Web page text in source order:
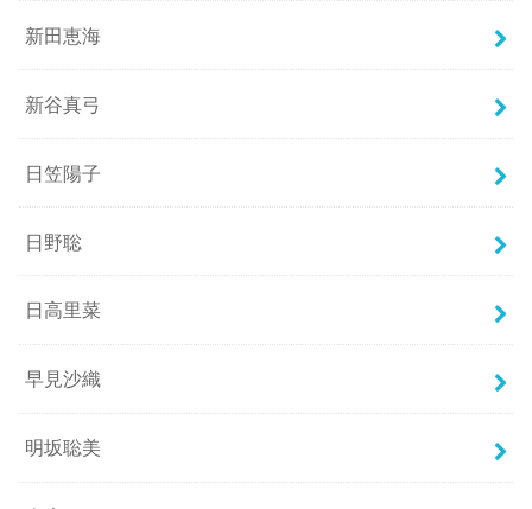
新田恵海
新谷真弓
日笠陽子
日野聡
日高里菜
早見沙織
明坂聡美